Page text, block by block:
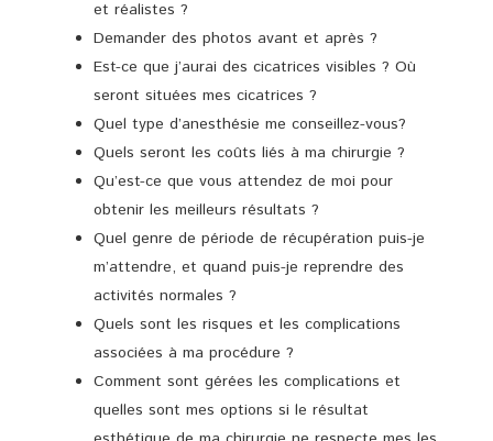
et réalistes ?
Demander des photos avant et après ?
Est-ce que j’aurai des cicatrices visibles ? Où
seront situées mes cicatrices ?
Quel type d’anesthésie me conseillez-vous?
Quels seront les coûts liés à ma chirurgie ?
Qu’est-ce que vous attendez de moi pour
obtenir les meilleurs résultats ?
Quel genre de période de récupération puis-je
m’attendre, et quand puis-je reprendre des
activités normales ?
Quels sont les risques et les complications
associées à ma procédure ?
Comment sont gérées les complications et
quelles sont mes options si le résultat